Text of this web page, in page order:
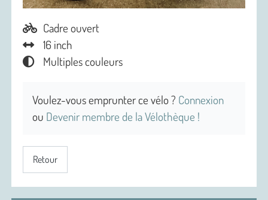
Cadre ouvert
16 inch
Multiples couleurs
Voulez-vous emprunter ce vélo ? Connexion
ou Devenir membre de la Vélothèque !
Retour